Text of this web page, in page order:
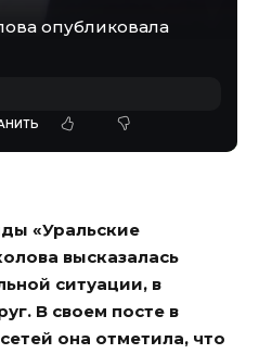
опубликовала
«Уральские
высказалась
ситуации, в
В своем посте в
она отметила, что